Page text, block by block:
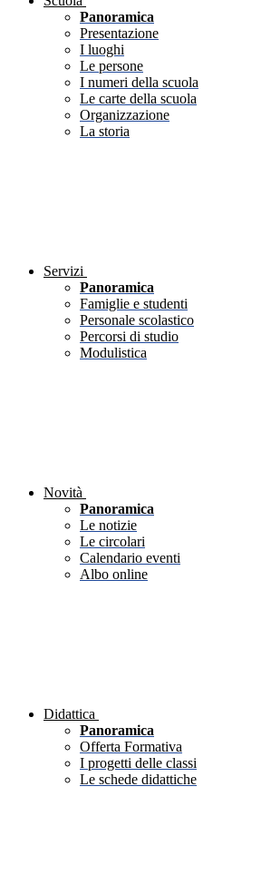
Panoramica
Presentazione
I luoghi
Le persone
I numeri della scuola
Le carte della scuola
Organizzazione
La storia
Servizi
Panoramica
Famiglie e studenti
Personale scolastico
Percorsi di studio
Modulistica
Novità
Panoramica
Le notizie
Le circolari
Calendario eventi
Albo online
Didattica
Panoramica
Offerta Formativa
I progetti delle classi
Le schede didattiche